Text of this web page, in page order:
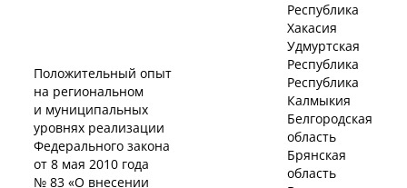
Положительный опыт
на региональном
и муниципальных
уровнях реализации
Федерального закона
от 8 мая 2010 года
№ 83 «О внесении
Республика
Хакасия
Удмуртская
Республика
Республика
Калмыкия
Белгородская
область
Брянская
область